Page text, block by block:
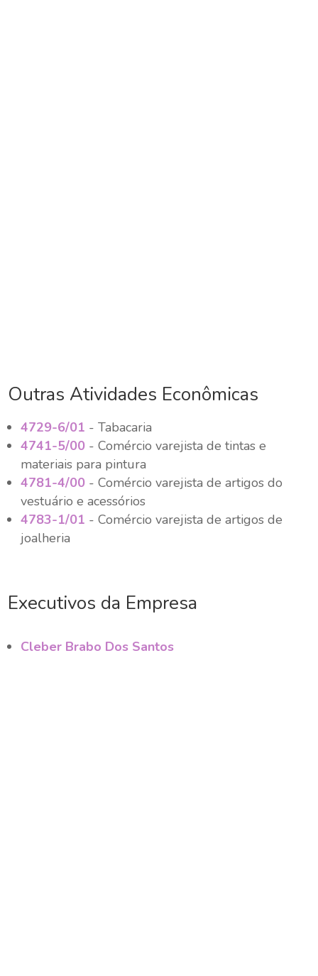
Outras Atividades Econômicas
4729-6/01 - Tabacaria
4741-5/00 - Comércio varejista de tintas e
materiais para pintura
4781-4/00 - Comércio varejista de artigos do
vestuário e acessórios
4783-1/01 - Comércio varejista de artigos de
joalheria
Executivos da Empresa
Cleber Brabo Dos Santos